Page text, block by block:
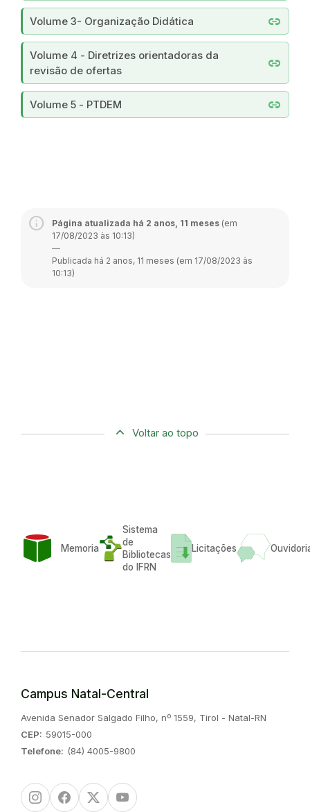
link
Volume 3- Organização Didática
link
Volume 4 - Diretrizes orientadoras da
revisão de ofertas
link
Volume 5 - PTDEM
Página atualizada há 2 anos, 11 meses (em
17/08/2023 às 10:13)
—
Publicada há 2 anos, 11 meses (em 17/08/2023 às
10:13)
Voltar ao topo
Memoria
Sistema
de
Bibliotecas
do IFRN
Licitações
Campus Natal-Central
Endereço:
Avenida Senador Salgado Filho, nº 1559, Tirol - Natal-RN
CEP: 59015-000
Telefone: (84) 4005-9800
InstagramFacebookTwitter/XYoutube